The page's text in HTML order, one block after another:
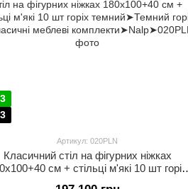
3
3
Артикул: 020PLN
Класичний стіл на фігурних ніжках
см + стільці м'які 10 шт горіх